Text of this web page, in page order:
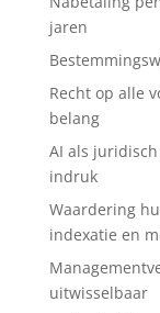
jaren
Recht op alle
belang
AI als
indruk
Waardering
indexatie en
uitwisselbaar